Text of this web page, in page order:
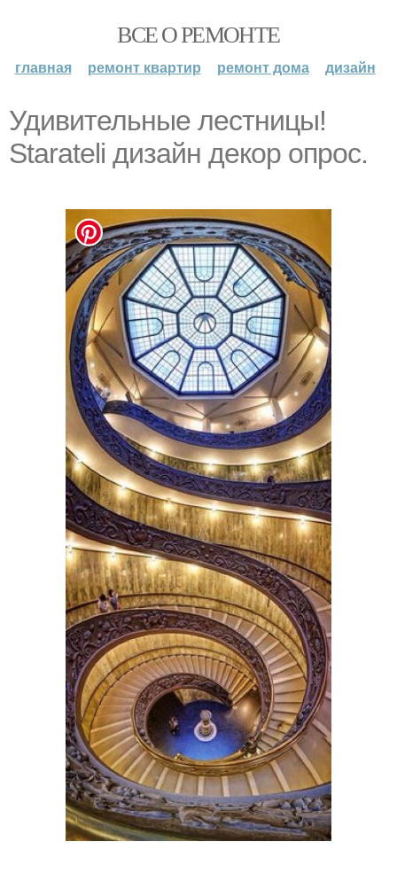
ВСЕ О РЕМОНТЕ
главная ремонт квартир ремонт дома дизайн
Удивительные лестницы!
Starateli дизайн декор опрос.